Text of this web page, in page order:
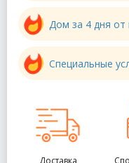
Дом за 4 дня от
Специальные